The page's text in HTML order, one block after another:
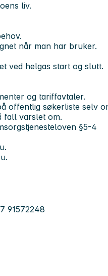
liv.
når man har bruker.
ved helgas start og slutt.
og tariffavtaler.
offentlig søkerliste selv
fall varslet om.
§5-4
91572248